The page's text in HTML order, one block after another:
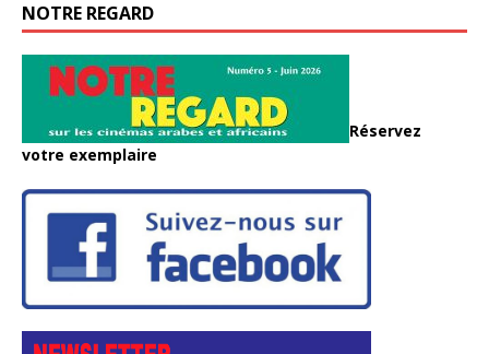
NOTRE REGARD
Réservez
votre exemplaire